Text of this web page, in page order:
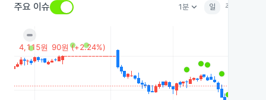
주요 이슈 1분keyboard_arrow_down 일 주